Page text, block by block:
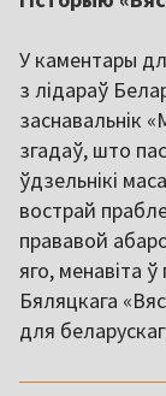
У каментары
з лідараў
заснавальнік
згадаў, што
ўдзельнікі
вострай
прававой
яго, менавіта
Бяляцкага
для